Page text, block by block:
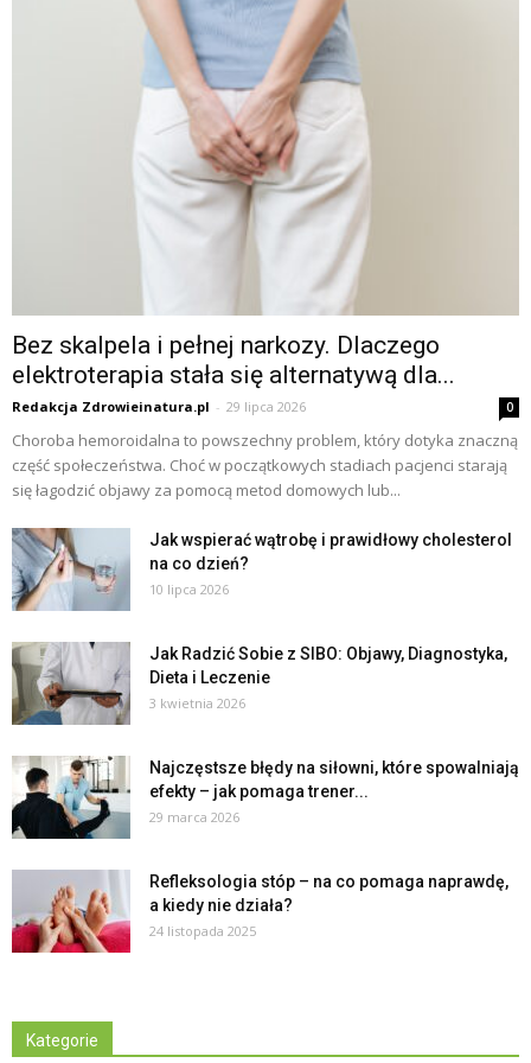
Bez skalpela i pełnej narkozy. Dlaczego
elektroterapia stała się alternatywą dla...
Redakcja Zdrowieinatura.pl - 29 lipca 2026 0
Choroba hemoroidalna to powszechny problem, który dotyka znaczną
część społeczeństwa. Choć w początkowych stadiach pacjenci starają
się łagodzić objawy za pomocą metod domowych lub...
Jak wspierać wątrobę i prawidłowy cholesterol
na co dzień?
10 lipca 2026
Jak Radzić Sobie z SIBO: Objawy, Diagnostyka,
Dieta i Leczenie
3 kwietnia 2026
Najczęstsze błędy na siłowni, które spowalniają
efekty – jak pomaga trener...
29 marca 2026
Refleksologia stóp – na co pomaga naprawdę,
a kiedy nie działa?
24 listopada 2025
Kategorie